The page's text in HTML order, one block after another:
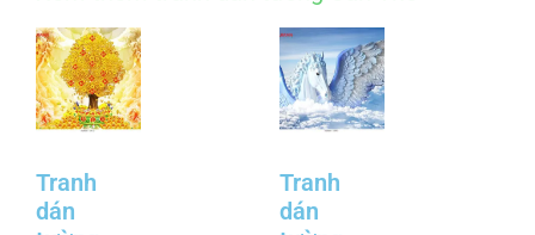
Tranh
dán
Tranh
dán